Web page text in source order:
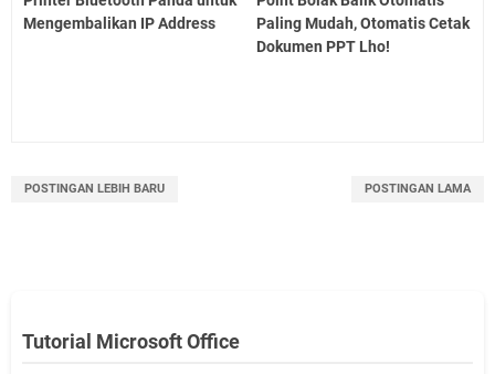
Mengembalikan IP Address
Paling Mudah, Otomatis Cetak
Dokumen PPT Lho!
POSTINGAN LEBIH BARU POSTINGAN LAMA
Tutorial Microsoft Office